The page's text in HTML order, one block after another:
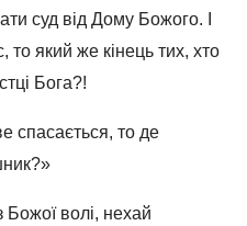
суд від Дому Божого. І
то який же кінець тих, хто
Бога?!
спасається, то де
Божої волі, нехай